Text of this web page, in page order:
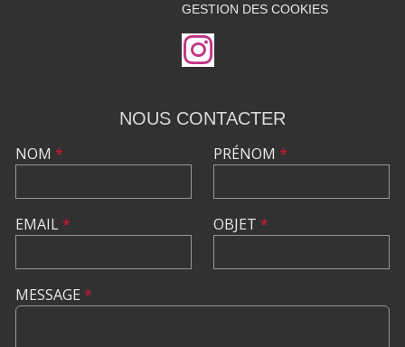
GESTION DES COOKIES
NOUS CONTACTER
NOM *
EMAIL*
PRÉNOM *
OBJET *
MESSAGE *